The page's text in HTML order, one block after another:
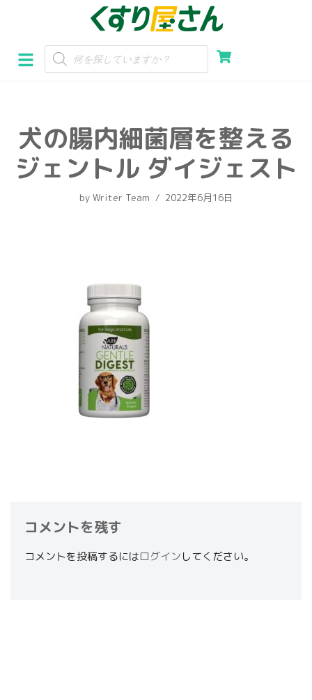
ン
テ
ス
ッ
犬の腸内細菌層を整える
ジェントル ダイジェスト
by Writer Team 2022年6月16日
コメントを残す
コメントを投稿するにはログインしてください。